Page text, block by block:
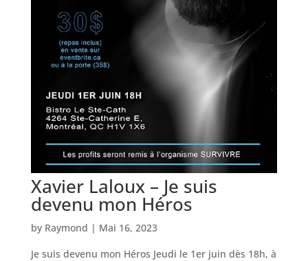
Xavier Laloux – Je suis
devenu mon Héros
by Raymond | Mai 16, 2023
Je suis devenu mon Héros Jeudi le 1er juin dès 18h, à